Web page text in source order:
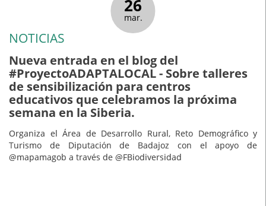
26
mar.
NOTICIAS
Nueva entrada en el blog del
#ProyectoADAPTALOCAL - Sobre talleres
de sensibilización para centros
educativos que celebramos la próxima
semana en la Siberia.
Organiza el Área de Desarrollo Rural, Reto Demográfico y
Turismo de Diputación de Badajoz con el apoyo de
@mapamagob a través de @FBiodiversidad